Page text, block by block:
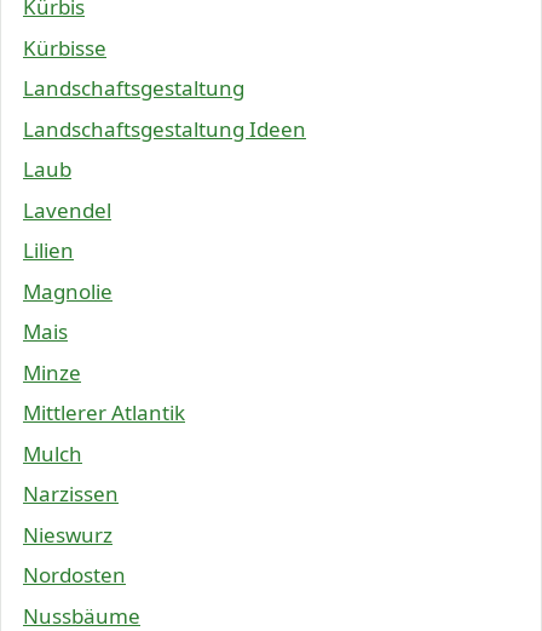
Kürbis
Kürbisse
Landschaftsgestaltung
Landschaftsgestaltung Ideen
Laub
Lavendel
Lilien
Magnolie
Mais
Minze
Mittlerer Atlantik
Mulch
Narzissen
Nieswurz
Nordosten
Nussbäume